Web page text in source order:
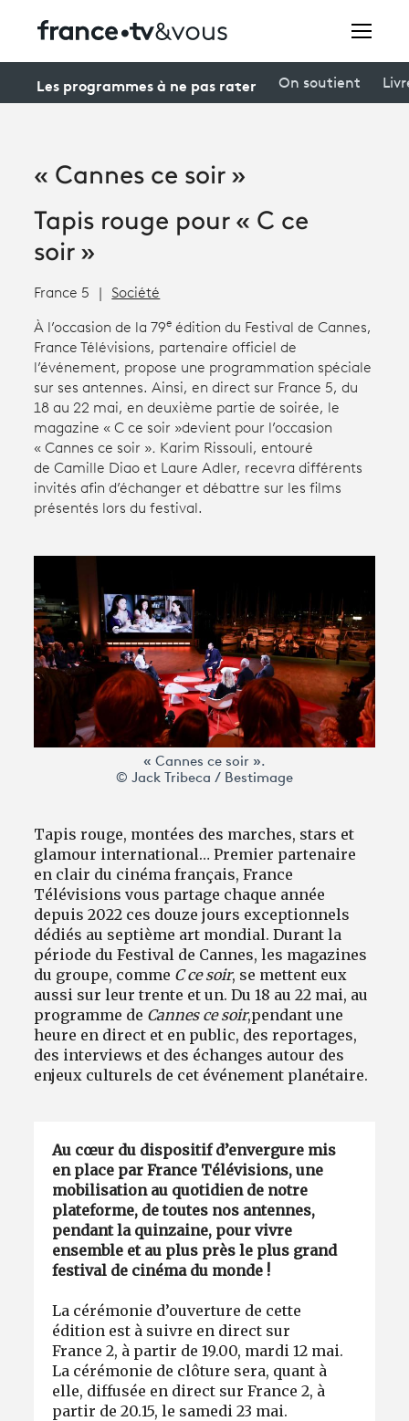
connexion
Avantages fidélité
Creators
À la une
Productions et innovation
Programme tv
Les programmes à ne pas rater On soutient
« Cannes ce soir »
Tapis rouge pour « C ce
soir »
France 5 Société
À l’occasion de la 79e édition du Festival de Cannes,
France Télévisions, partenaire officiel de
l’événement, propose une programmation spéciale
sur ses antennes. Ainsi, en direct sur France 5, du
18 au 22 mai, en deuxième partie de soirée, le
magazine « C ce soir »devient pour l’occasion
« Cannes ce soir ». Karim Rissouli, entouré
de Camille Diao et Laure Adler, recevra différents
invités afin d’échanger et débattre sur les films
présentés lors du festival.
« Cannes ce soir ».
© Jack Tribeca / Bestimage
Tapis rouge, montées des marches, stars et
glamour international…Premier partenaire
en clair du cinéma français, France
Télévisions vous partage chaque année
depuis 2022 ces douze jours exceptionnels
dédiés au septième art mondial.Durant la
période du Festival de Cannes, les magazines
du groupe, comme C ce soir, se mettent eux
aussi sur leur trente et un. Du 18 au 22 mai, au
programme de Cannes ce soir,pendant une
heure en direct et en public, des reportages,
des interviews et des échanges autour des
enjeux culturels de cet événement planétaire.
Au cœur du dispositif d’envergure mis
en place par France Télévisions, une
mobilisation au quotidien de notre
plateforme, de toutes nos antennes,
pendant la quinzaine, pour vivre
ensemble et au plus près le plus grand
festival de cinéma du monde !
La cérémonie d’ouverture de cette
édition est à suivre en direct sur
France 2, à partir de 19.00, mardi 12 mai.
La cérémonie de clôture sera, quant à
elle, diffusée en direct sur France 2, à
partir de 20.15, le samedi 23 mai.